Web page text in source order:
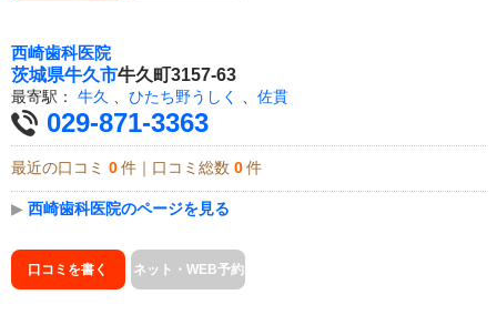
西崎歯科医院
茨城県牛久市牛久町3157-63
最寄駅： 牛久 ひたち野うしく 佐貫
029-871-3363
最近の口コミ 0 件｜口コミ総数 0 件
▶ 西崎歯科医院のページを見る
口コミを書く ネット・WEB予約